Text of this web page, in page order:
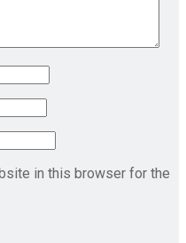
in this browser for the